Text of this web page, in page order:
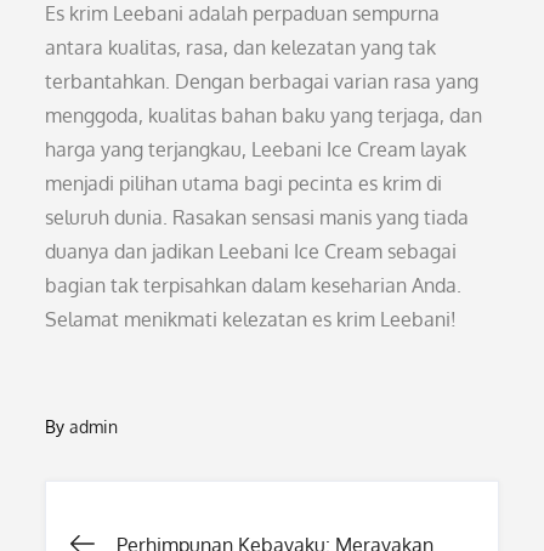
Es krim Leebani adalah perpaduan sempurna
antara kualitas, rasa, dan kelezatan yang tak
terbantahkan. Dengan berbagai varian rasa yang
menggoda, kualitas bahan baku yang terjaga, dan
harga yang terjangkau, Leebani Ice Cream layak
menjadi pilihan utama bagi pecinta es krim di
seluruh dunia. Rasakan sensasi manis yang tiada
duanya dan jadikan Leebani Ice Cream sebagai
bagian tak terpisahkan dalam keseharian Anda.
Selamat menikmati kelezatan es krim Leebani!
Byadmin
Perhimpunan Kebayaku: Merayakan